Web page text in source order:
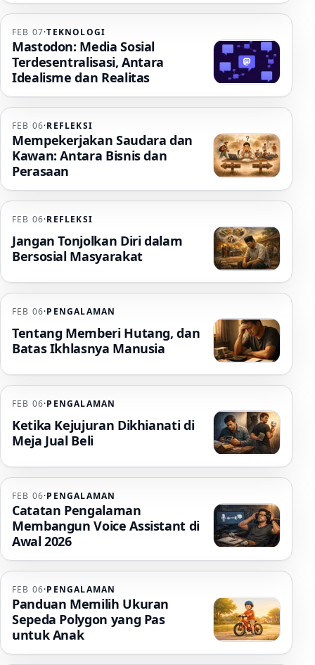
FEB 07·TEKNOLOGI
Mastodon: Media Sosial
Terdesentralisasi, Antara
Idealisme dan Realitas
FEB 06·REFLEKSI
Mempekerjakan Saudara dan
Kawan: Antara Bisnis dan
Perasaan
FEB 06·REFLEKSI
Jangan Tonjolkan Diri dalam
Bersosial Masyarakat
FEB 06·PENGALAMAN
Tentang Memberi Hutang, dan
Batas Ikhlasnya Manusia
FEB 06·PENGALAMAN
Ketika Kejujuran Dikhianati di
Meja Jual Beli
FEB 06·PENGALAMAN
Catatan Pengalaman
Membangun Voice Assistant di
Awal 2026
FEB 06·PENGALAMAN
Panduan Memilih Ukuran
Sepeda Polygon yang Pas
untuk Anak